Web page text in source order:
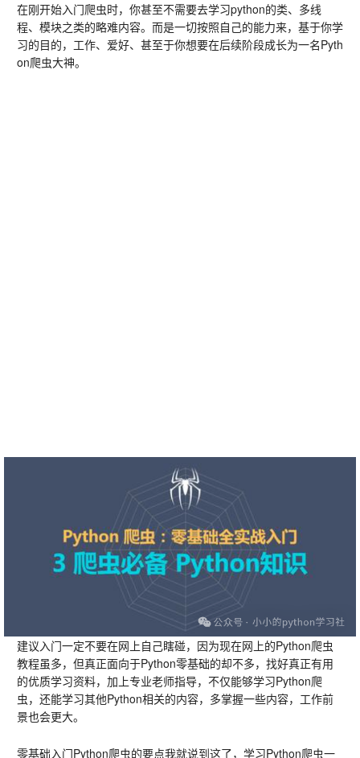
在刚开始入门爬虫时，你甚至不需要去学习python的类、多线
程、模块之类的略难内容。而是一切按照自己的能力来，基于你学
习的目的，工作、爱好、甚至于你想要在后续阶段成长为一名Pyth
on爬虫大神。
建议入门一定不要在网上自己瞎碰，因为现在网上的Python爬虫
教程虽多，但真正面向于Python零基础的却不多，找好真正有用
的优质学习资料，加上专业老师指导，不仅能够学习Python爬
虫，还能学习其他Python相关的内容，多掌握一些内容，工作前
景也会更大。
零基础入门Python爬虫的要点我就说到这了，学习Python爬虫一